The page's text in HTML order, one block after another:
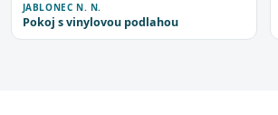
JABLONEC N. N.
Pokoj s vinylovou podlahou